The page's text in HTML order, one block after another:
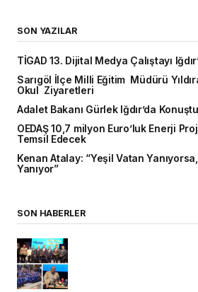
SON YAZILAR
TİGAD 13. Dijital Medya Çalıştayı
Sarıgöl İlçe Milli Eğitim Müdürü
Okul Ziyaretleri
Adalet Bakanı Gürlek Iğdır’da Konuştu
OEDAŞ 10,7 milyon Euro’luk Enerji
Temsil Edecek
Kenan Atalay: “Yeşil Vatan
Yanıyor”
SON HABERLER